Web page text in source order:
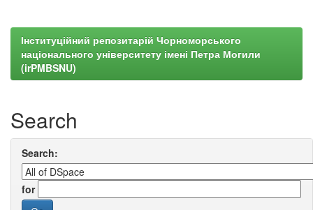
Інституційний репозитарій Чорноморського
національного університету імені Петра Могили
(irPMBSNU)
Search
Search:
for